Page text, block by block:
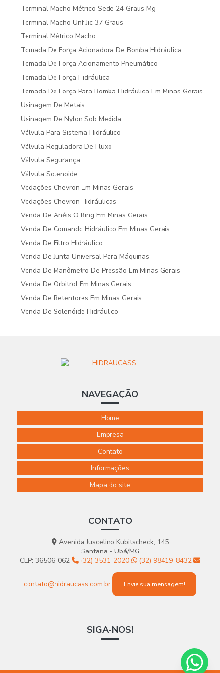
Terminal Macho Métrico Sede 24 Graus Mg
Terminal Macho Unf Jic 37 Graus
Terminal Métrico Macho
Tomada De Força Acionadora De Bomba Hidráulica
Tomada De Força Acionamento Pneumático
Tomada De Força Hidráulica
Tomada De Força Para Bomba Hidráulica Em Minas Gerais
Usinagem De Metais
Usinagem De Nylon Sob Medida
Válvula Para Sistema Hidráulico
Válvula Reguladora De Fluxo
Válvula Segurança
Válvula Solenoide
Vedações Chevron Em Minas Gerais
Vedações Chevron Hidráulicas
Venda De Anéis O Ring Em Minas Gerais
Venda De Comando Hidráulico Em Minas Gerais
Venda De Filtro Hidráulico
Venda De Junta Universal Para Máquinas
Venda De Manômetro De Pressão Em Minas Gerais
Venda De Orbitrol Em Minas Gerais
Venda De Retentores Em Minas Gerais
Venda De Solenóide Hidráulico
NAVEGAÇÃO
Home
Empresa
Contato
Informações
Mapa do site
CONTATO
Avenida Juscelino Kubitscheck, 145
Santana - Ubá/MG
CEP: 36506-062
(32) 3531-2020 (32) 98419-8432
contato@hidraucass.com.br Envie sua mensagem!
SIGA-NOS!